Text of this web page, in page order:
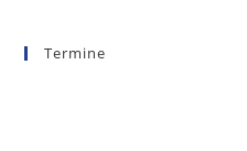
Termine